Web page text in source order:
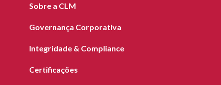
Sobre a CLM
Governança Corporativa
Integridade & Compliance
Certificações